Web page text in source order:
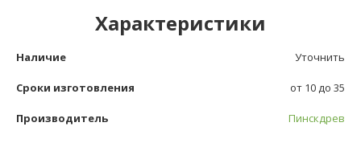
Характеристики
Наличие Уточнить
Сроки изготовления от 10 до 35
Производитель Пинскдрев